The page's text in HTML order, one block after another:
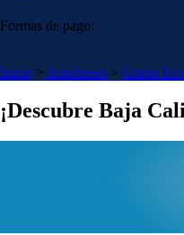
Formas de pago:
Inicio > Autobuses > Grupo
¡Descubre Baja